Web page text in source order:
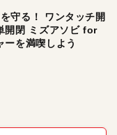
守る！ ワンタッチ開
開閉 ミズアソビ for
ーを満喫しよう